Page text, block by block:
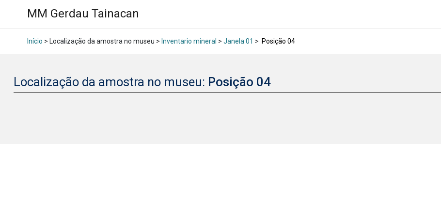
MM Gerdau Tainacan
Início > Localização da amostra no museu > Inventario mineral > Janela 01 > Posição 04
Localização da amostra no museu: Posição 04